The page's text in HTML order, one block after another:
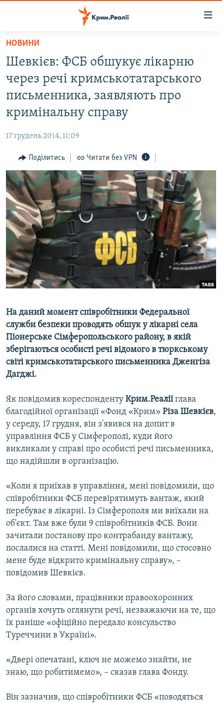
Перейти
основного
матеріалу
Перейти
до
основної
Перейти
пошуку
ВІДЕО ТА ФОТО
ПОЛІТИКА
ПОГЛЯД
ІНТЕРВ'Ю
ВСЕ ЗА ДЕНЬ
СПЕЦПРОЕКТИ
ДЕПОРТАЦІЯ
ВІДЕОУРОКИ «ELIFBE»
СВІДЧЕННЯ ОКУПАЦІЇ
УКРАЇНСЬКА ПРОБЛЕМА КРИМУ
ІНФОГРАФІКА
ЯК ОБІЙТИ БЛОКУВАННЯ
Русский
Qırımtatar
ДОЛУЧАЙСЯ!
Усі сайти RFE/RL
НОВИНИ
Шевкієв: ФСБ обшукує лікарню
через речі кримськотатарського
письменника, заявляють про
кримінальну справу
17 грудень 2014, 11:09
Поділитись Читати без VPN
На даний момент співробітники Федеральної
служби безпеки проводять обшук у лікарні села
Піонерське Сімферопольського району, в якій
зберігаються особисті речі відомого в тюркському
світі кримськотатарського письменника Дженгіза
Дагджі.
Як повідомив кореспонденту Крим.Реаліїглава
благодійної організації «Фонд «Крим» Різа Шевкієв,
у середу, 17 грудня, він з'явився на допит в
управління ФСБ у Сімферополі, куди його
викликали у справі про особисті речі письменника,
що надійшли в організацію.
«Коли я приїхав в управління, мені повідомили, що
співробітники ФСБ перевірятимуть вантаж, який
перебуває в лікарні. Із Сімферополя ми виїхали на
об'єкт. Там вже були 9 співробітників ФСБ. Вони
зачитали постанову про контрабанду вантажу,
послалися на статті. Мені повідомили, що стосовно
мене буде відкрито кримінальну справу», –
повідомив Шевкієв.
За його словами, працівники правоохоронних
органів хочуть оглянути речі, незважаючи на те, що
їх раніше «офіційно передало консульство
Туреччини в Україні».
«Двері опечатані, ключ не можемо знайти, не
знаю, що робитимемо», – сказав глава Фонду.
Він зазначив, що співробітники ФСБ «поводяться